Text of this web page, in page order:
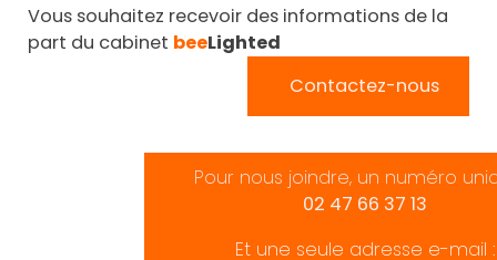
Vous souhaitez recevoir des informations de la
part du cabinet beeLighted
Contactez-nous
Pour nous joindre, un numéro
02 47 66 37 13
Et une seule adresse e-mail :